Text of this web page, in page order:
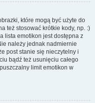
które mogą być użyte do
też stosować krótkie kody, np. :)
lista emotikon jest dostępna z
należy jednak nadmiernie
post stanie się nieczytelny i
bądź też usunięciu całego
limit emotikon w